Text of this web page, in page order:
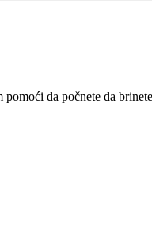
da počnete da